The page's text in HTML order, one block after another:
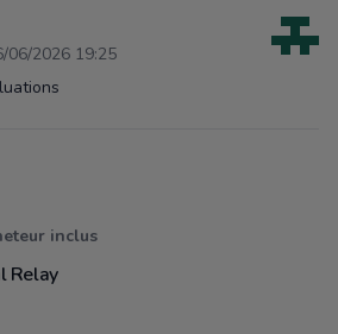
06/2026 19:25
inclus
Relay